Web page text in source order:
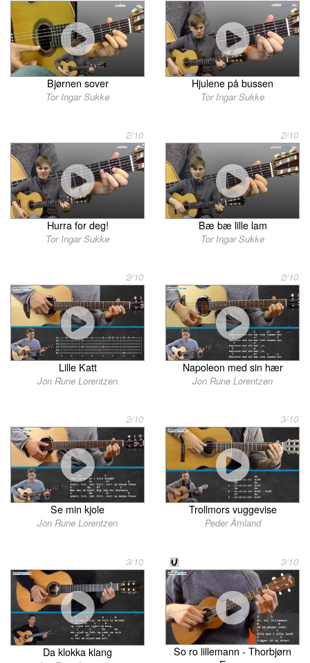
Bjørnen sover
Tor Ingar Sukke
Hjulene på bussen
Tor Ingar Sukke
2/10
Hurra for deg!
Tor Ingar Sukke
2/10
Bæ bæ lille lam
Tor Ingar Sukke
2/10
Lille Katt
Jon Rune Lorentzen
2/10
Napoleon med sin hær
Jon Rune Lorentzen
2/10
Se min kjole
Jon Rune Lorentzen
3/10
Trollmors vuggevise
Peder Åmland
3/10
Da klokka klang
3/10
So ro lillemann - Thorbjørn